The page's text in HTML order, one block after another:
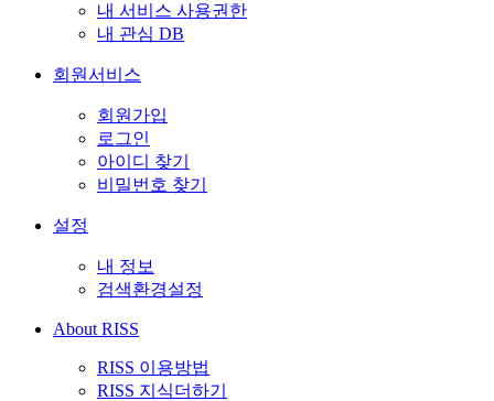
내 서비스 사용권한
내 관심 DB
회원서비스
회원가입
로그인
아이디 찾기
비밀번호 찾기
설정
내 정보
검색환경설정
About RISS
RISS 이용방법
RISS 지식더하기